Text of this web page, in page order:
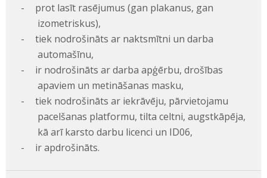
-
prot lasīt rasējumus (gan plakanus, gan
izometriskus),
-
tiek nodrošināts ar naktsmītni un darba
automašīnu,
-
ir nodrošināts ar darba apģērbu, drošības
apaviem un metināšanas masku,
-
tiek nodrošināts ar iekrāvēju, pārvietojamu
pacelšanas platformu, tilta celtni, augstkāpēja,
kā arī karsto darbu licenci un ID06,
-
ir apdrošināts.